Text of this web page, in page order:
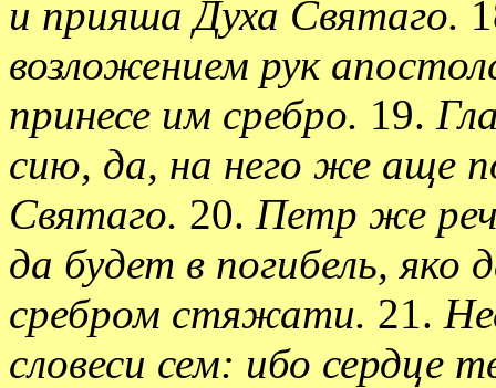
и прияша Духа Святаго.
возложением рук
принесе им сребро. 19.
сию, да, на него же аще
Святаго. 20. Петр же
да будет в погибель,
сребром стяжати. 21.
словеси сем: ибо сердце